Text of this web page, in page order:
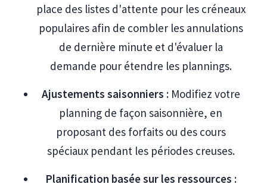
place des listes d'attente pour les créneaux
populaires afin de combler les annulations
de dernière minute et d'évaluer la
demande pour étendre les plannings.
Ajustements saisonniers :Modifiez votre
planning de façon saisonnière, en
proposant des forfaits ou des cours
spéciaux pendant les périodes creuses.
Planification basée sur les ressources :